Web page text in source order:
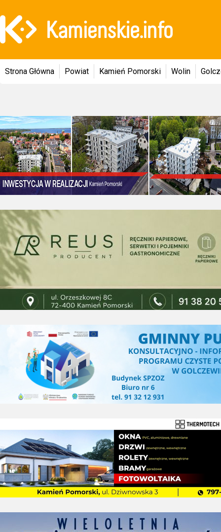
Strona Główna Powiat Kamień Pomorski Wolin